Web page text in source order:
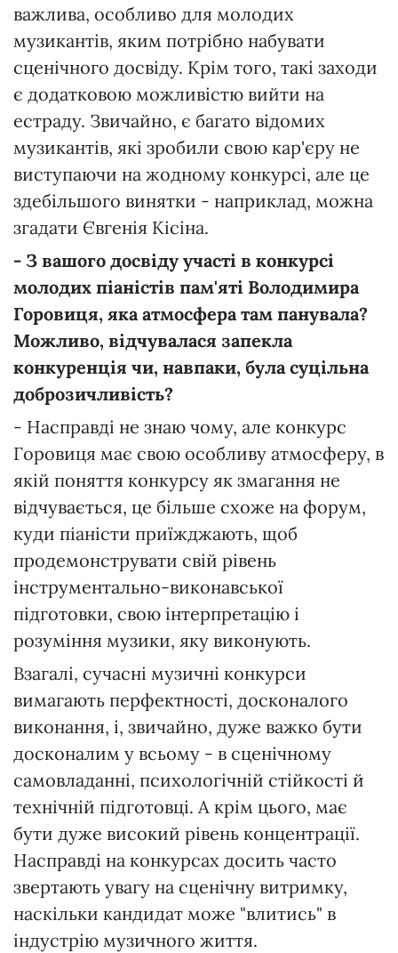
важлива, особливо для молодих
музикантів, яким потрібно набувати
сценічного досвіду. Крім того, такі заходи
є додатковою можливістю вийти на
естраду. Звичайно, є багато відомих
музикантів, які зробили свою кар'єру не
виступаючи на жодному конкурсі, але це
здебільшого винятки - наприклад, можна
згадати Євгенія Кісіна.
- З вашого досвіду участі в конкурсі
молодих піаністів пам'яті Володимира
Горовиця, яка атмосфера там панувала?
Можливо, відчувалася запекла
конкуренція чи, навпаки, була суцільна
доброзичливість?
- Насправді не знаю чому, але конкурс
Горовиця має свою особливу атмосферу, в
якій поняття конкурсу як змагання не
відчувається, це більше схоже на форум,
куди піаністи приїжджають, щоб
продемонструвати свій рівень
інструментально-виконавської
підготовки, свою інтерпретацію і
розуміння музики, яку виконують.
Взагалі, сучасні музичні конкурси
вимагають перфектності, досконалого
виконання, і, звичайно, дуже важко бути
досконалим у всьому - в сценічному
самовладанні, психологічній стійкості й
технічній підготовці. А крім цього, має
бути дуже високий рівень концентрації.
Насправді на конкурсах досить часто
звертають увагу на сценічну витримку,
наскільки кандидат може "влитись" в
індустрію музичного життя.